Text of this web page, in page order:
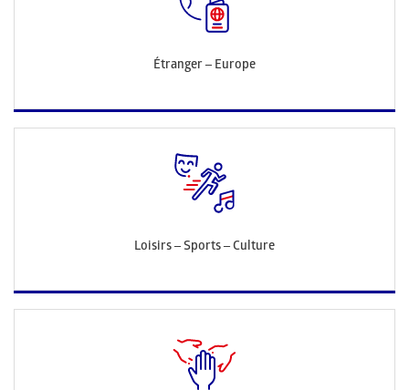
Étranger – Europe
Loisirs – Sports – Culture